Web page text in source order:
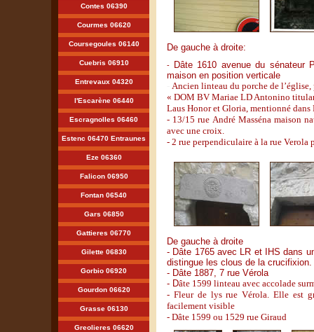
Contes 06390
Courmes 06620
Coursegoules 06140
Cuebris 06910
Entrevaux 04320
l'Escarène 06440
Escragnolles 06460
Estenc 06470 Entraunes
Eze 06360
Falicon 06950
Fontan 06540
Gars 06850
Gattieres 06770
Gilette 06830
Gorbio 06920
Gourdon 06620
Grasse 06130
Greolieres 06620
De gauche à droite:
- Dâte 1610 avenue du sénateur
maison en position verticale
Ancien linteau du porche de
« DOM BV Mariae LD Antonino
Laus Honor et Gloria, mentionné dans
- 13/15 rue André Masséna maison
avec une croix.
- 2 rue perpendiculaire à la rue Verola
De gauche à droite
- Dâte 1765 avec LR et IHS dans
distingue les clous de la
- Dâte 1887, 7 rue Vérola
- Dâte 1599 linteau avec accolade
- Fleur de lys rue Vérola. Elle est
facilement visible
- Dâte 1599 ou 1529 rue Giraud